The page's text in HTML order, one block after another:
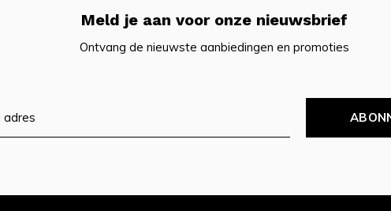
Meld je aan voor onze nieuwsbrief
Ontvang de nieuwste aanbiedingen en promoties